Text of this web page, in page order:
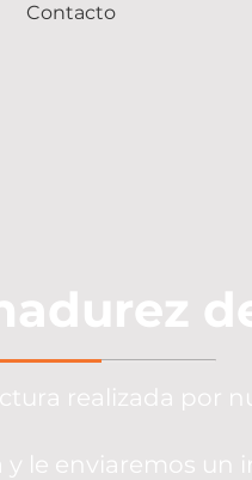
Contacto
realizada por
le enviaremos un